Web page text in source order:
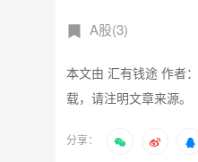
A股(3)
本文由 汇有钱途 作者：
载，请注明文章来源。
分享：